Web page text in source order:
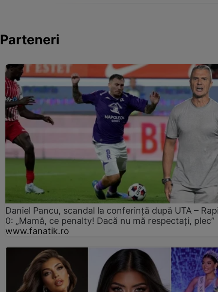
Parteneri
Daniel Pancu, scandal la conferință după UTA –
0: „Mamă, ce penalty! Dacă nu mă respectați, plec”
www.fanatik.ro